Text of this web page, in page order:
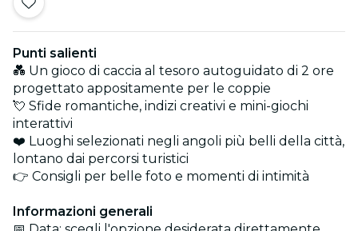
Punti salienti
💑 Un gioco di caccia al tesoro autoguidato di 2 ore
progettato appositamente per le coppie
💘 Sfide romantiche, indizi creativi e mini-giochi
interattivi
❤️ Luoghi selezionati negli angoli più belli della città,
lontano dai percorsi turistici
👉 Consigli per belle foto e momenti di intimità
Informazioni generali